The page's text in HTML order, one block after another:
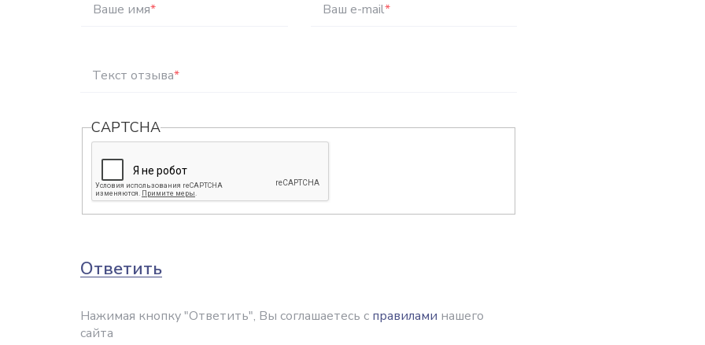
Ваше имя* Ваш e-mail*
Текст отзыва*
CAPTCHA
Ответить
Нажимая кнопку "Ответить", Вы соглашаетесь с правилами нашего
сайта